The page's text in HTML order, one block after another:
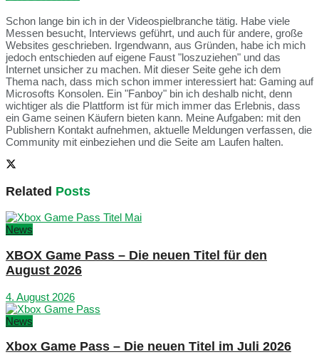
Schon lange bin ich in der Videospielbranche tätig. Habe viele
Messen besucht, Interviews geführt, und auch für andere, große
Websites geschrieben. Irgendwann, aus Gründen, habe ich mich
jedoch entschieden auf eigene Faust "loszuziehen" und das
Internet unsicher zu machen. Mit dieser Seite gehe ich dem
Thema nach, dass mich schon immer interessiert hat: Gaming auf
Microsofts Konsolen. Ein "Fanboy" bin ich deshalb nicht, denn
wichtiger als die Plattform ist für mich immer das Erlebnis, dass
ein Game seinen Käufern bieten kann. Meine Aufgaben: mit den
Publishern Kontakt aufnehmen, aktuelle Meldungen verfassen, die
Community mit einbeziehen und die Seite am Laufen halten.
Related Posts
News
XBOX Game Pass – Die neuen Titel für den
August 2026
4. August 2026
News
Xbox Game Pass – Die neuen Titel im Juli 2026